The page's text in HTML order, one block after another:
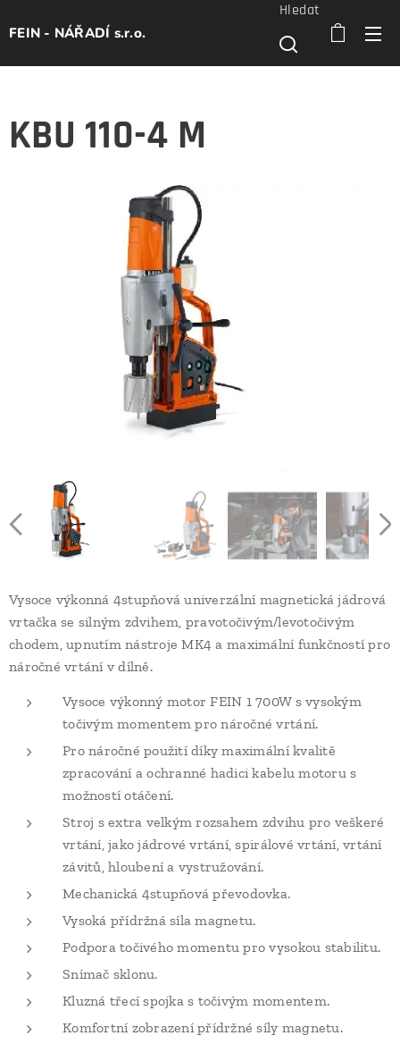
FEIN - NÁŘADÍ s.r.o.
Hledat
KBU 110-4 M
Vysoce výkonná 4stupňová univerzální magnetická jádrová
vrtačka se silným zdvihem, pravotočivým/levotočivým
chodem, upnutím nástroje MK4 a maximální funkčností pro
náročné vrtání v dílně.
Vysoce výkonný motor FEIN 1 700W s vysokým
točivým momentem pro náročné vrtání.
Pro náročné použití díky maximální kvalitě
zpracování a ochranné hadici kabelu motoru s
možností otáčení.
Stroj s extra velkým rozsahem zdvihu pro veškeré
vrtání, jako jádrové vrtání, spirálové vrtání, vrtání
závitů, hloubení a vystružování.
Mechanická 4stupňová převodovka.
Vysoká přídržná síla magnetu.
Podpora točivého momentu pro vysokou stabilitu.
Snímač sklonu.
Kluzná třecí spojka s točivým momentem.
Komfortní zobrazení přídržné síly magnetu.